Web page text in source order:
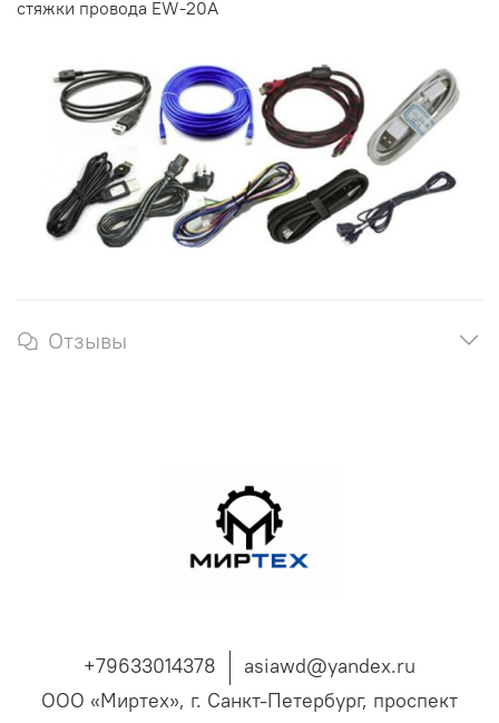
стяжки провода EW-20A
Отзывы
+79633014378
asiawd@yandex.ru
ООО «Миртех», г. Санкт-Петербург, проспект